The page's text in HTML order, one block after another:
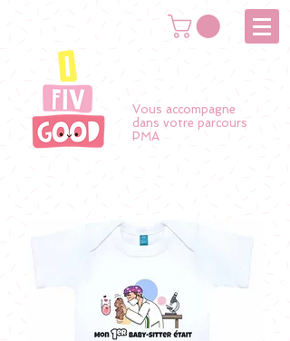
Vous accompagne
dans votre parcours
PMA